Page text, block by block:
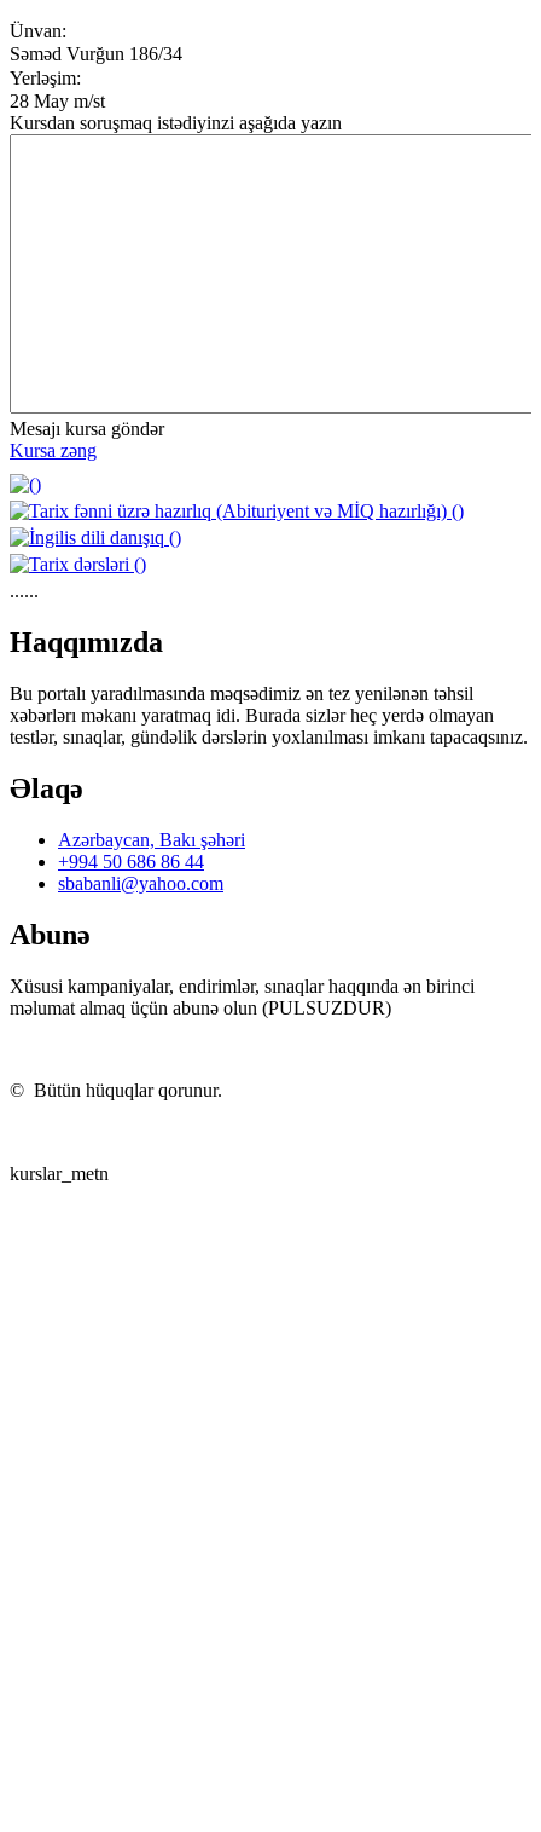
Ünvan:
Səməd Vurğun 186/34
Yerləşim:
28 May m/st
Kursdan soruşmaq istədiyinzi aşağıda yazın
Mesajı kursa göndər
Kursa zəng
......
Haqqımızda
Bu portalı yaradılmasında məqsədimiz ən tez yenilənən təhsil
xəbərlərı məkanı yaratmaq idi. Burada sizlər heç yerdə olmayan
testlər, sınaqlar, gündəlik dərslərin yoxlanılması imkanı tapacaqsınız.
Əlaqə
Azərbaycan, Bakı şəhəri
+994 50 686 86 44
sbabanli@yahoo.com
Abunə
Xüsusi kampaniyalar, endirimlər, sınaqlar haqqında ən birinci
məlumat almaq üçün abunə olun (PULSUZDUR)
© Bütün hüquqlar qorunur.
kurslar_metn